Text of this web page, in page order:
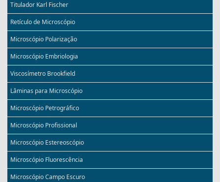
Titulador Karl Fischer
Retículo de Microscópio
Microscópio Polarização
Microscópio Embriologia
Viscosímetro Brookfield
Lâminas para Microscópio
Microscópio Petrográfico
Microscópio Profissional
Microscópio Estereoscópio
Microscópio Fluorescência
Microscópio Campo Escuro